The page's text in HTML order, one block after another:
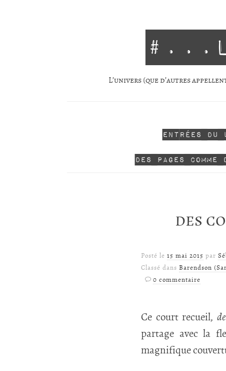
L’univers (que d’autres
Entrées du
Des pages
des
Posté le 15 mai 2015 par
Classé dans Barendson
0 commentaire
Ce court recueil,
partage avec la
magnifique